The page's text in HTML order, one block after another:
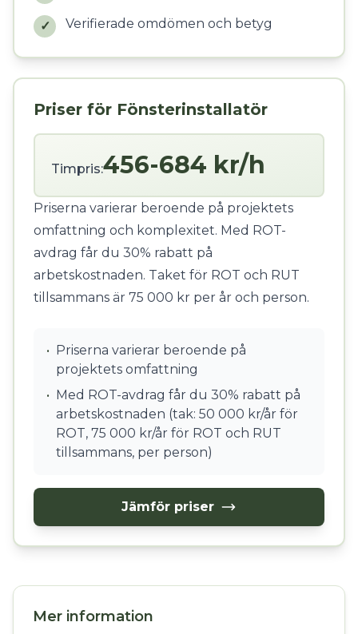
✓ Verifierade omdömen och betyg
Priser för Fönsterinstallatör
Timpris:456-684 kr/h
Priserna varierar beroende på projektets
omfattning och komplexitet. Med ROT-
avdrag får du 30% rabatt på
arbetskostnaden. Taket för ROT och RUT
tillsammans är 75 000 kr per år och person.
• Priserna varierar beroende på
projektets omfattning
• Med ROT-avdrag får du 30% rabatt på
arbetskostnaden (tak: 50 000 kr/år för
ROT, 75 000 kr/år för ROT och RUT
tillsammans, per person)
Jämför priser
Mer information